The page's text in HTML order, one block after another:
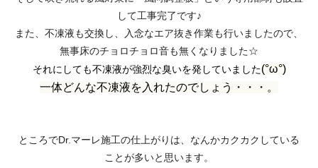
して工事完了です♪
また、不凍液も交換し、入念なエア抜き作業も行いましたので、
無事床のチョロチョロ音も無くなりました☆
それにしても不凍液が強烈な臭いを発していました(°ω°)
一体どんな不凍液を入れたのでしょう・・・。
ところでDr.マーレ施工の仕上がりは、なんかカクカクしている
ことが多いと思います。